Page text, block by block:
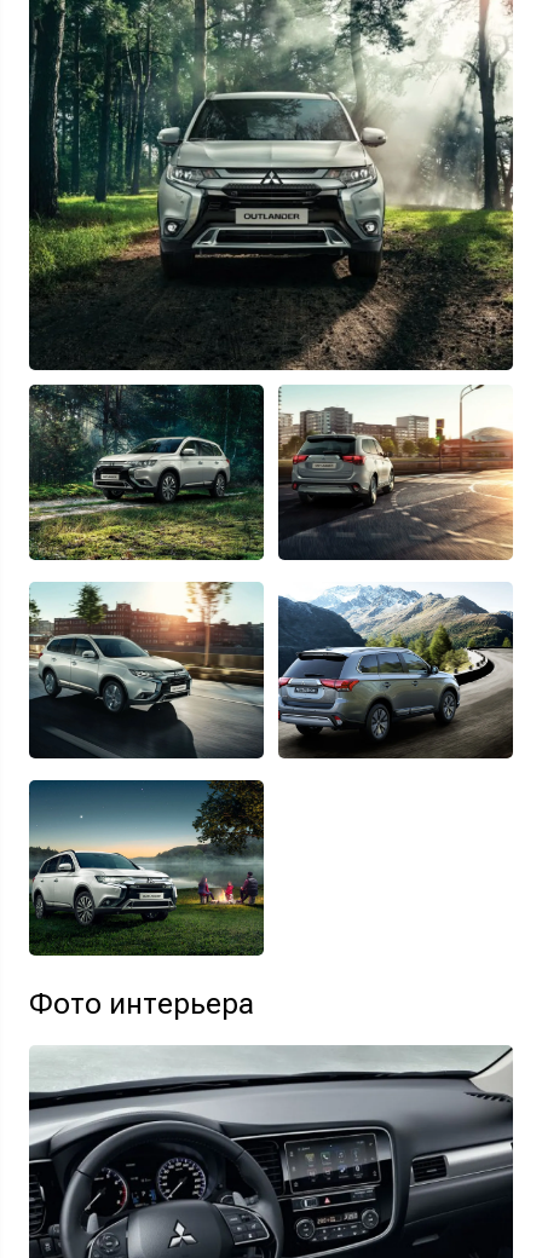
Найти авто
Отправляя данную форму Вы даетесогласие на обработкусвоих
персональных данных
Фото интерьера